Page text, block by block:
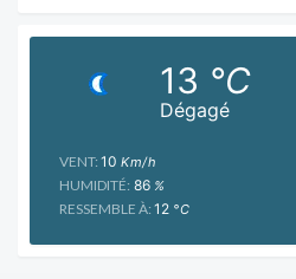
Dégagé
13 °C
VENT: 10 Km/h
HUMIDITÉ: 86 %
RESSEMBLE À: 12 °C